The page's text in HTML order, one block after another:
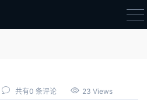
院校选择共有0 条评论 23 Views